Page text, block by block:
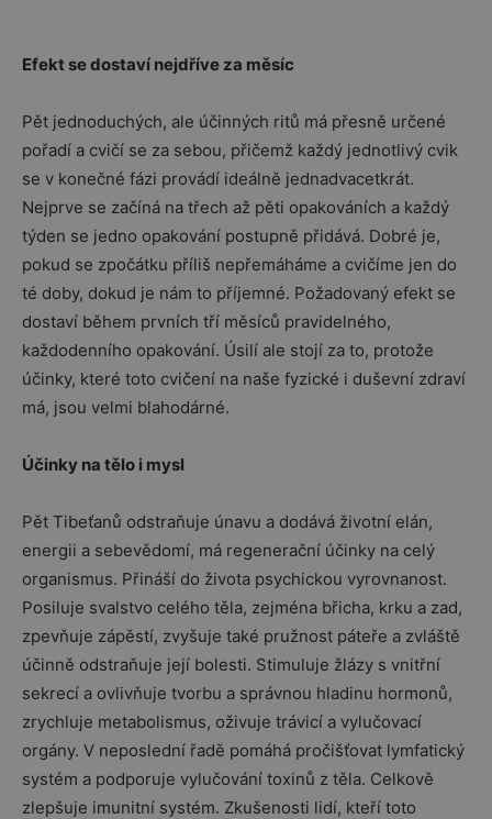
Efekt se dostaví nejdříve za měsíc
Pět jednoduchých, ale účinných ritů má přesně určené
pořadí a cvičí se za sebou, přičemž každý jednotlivý cvik
se v konečné fázi provádí ideálně jednadvacetkrát.
Nejprve se začíná na třech až pěti opakováních a každý
týden se jedno opakování postupně přidává. Dobré je,
pokud se zpočátku příliš nepřemáháme a cvičíme jen do
té doby, dokud je nám to příjemné. Požadovaný efekt se
dostaví během prvních tří měsíců pravidelného,
každodenního opakování. Úsilí ale stojí za to, protože
účinky, které toto cvičení na naše fyzické i duševní zdraví
má, jsou velmi blahodárné.
Účinky na tělo i mysl
Pět Tibeťanů odstraňuje únavu a dodává životní elán,
energii a sebevědomí, má regenerační účinky na celý
organismus. Přináší do života psychickou vyrovnanost.
Posiluje svalstvo celého těla, zejména břicha, krku a zad,
zpevňuje zápěstí, zvyšuje také pružnost páteře a zvláště
účinně odstraňuje její bolesti. Stimuluje žlázy s vnitřní
sekrecí a ovlivňuje tvorbu a správnou hladinu hormonů,
zrychluje metabolismus, oživuje trávicí a vylučovací
orgány. V neposlední řadě pomáhá pročišťovat lymfatický
systém a podporuje vylučování toxinů z těla. Celkově
zlepšuje imunitní systém. Zkušenosti lidí, kteří toto